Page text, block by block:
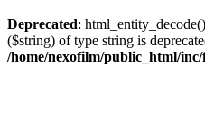
Deprecated:
($string) of type string is
/home/nexofilm/public_html/